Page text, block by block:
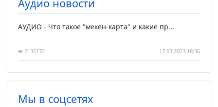
Аудио новости
АУДИО - Что такое "мекен-карта" и какие пр...
2132172 17.03.2023 18:36
Мы в соцсетях